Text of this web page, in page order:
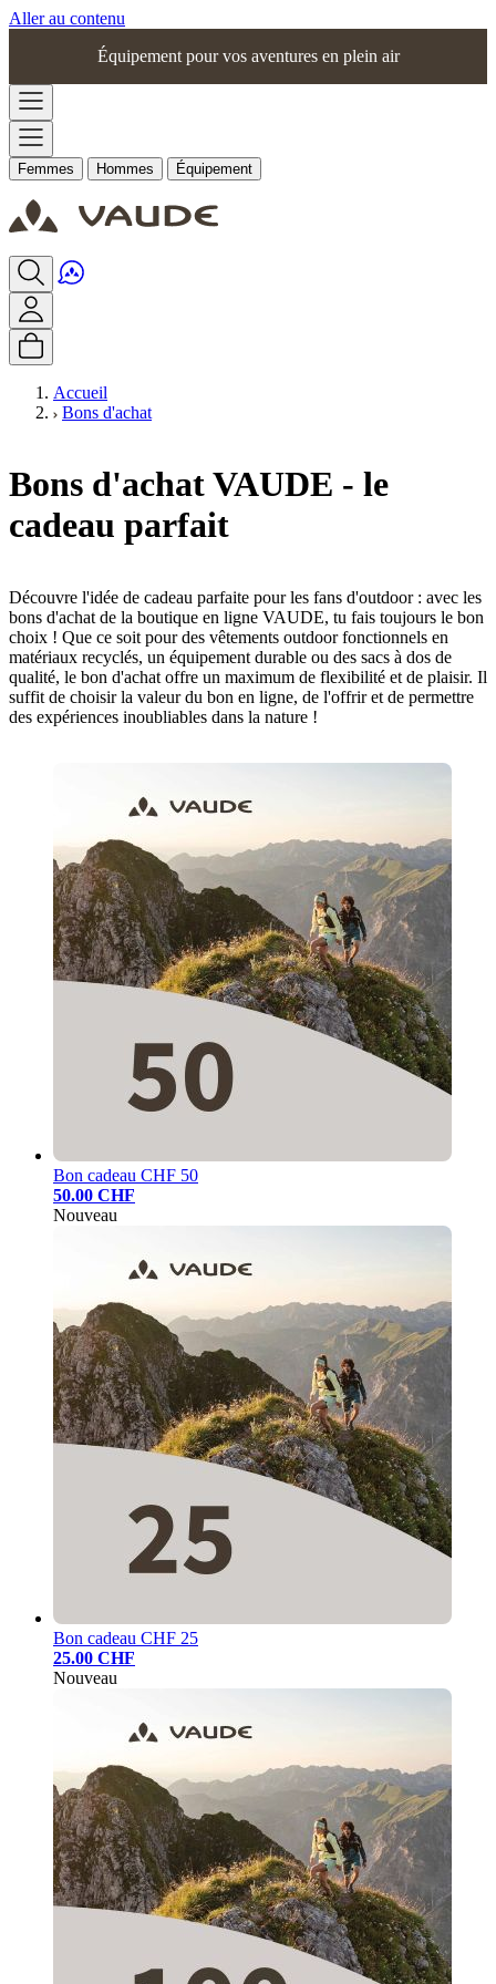
Aller au contenu
Équipement pour vos aventures en plein air
Femmes Hommes Équipement
Accueil
Bons d'achat
Bons d'achat VAUDE - le
cadeau parfait
Découvre l'idée de cadeau parfaite pour les fans d'outdoor : avec les
bons d'achat de la boutique en ligne VAUDE, tu fais toujours le bon
choix ! Que ce soit pour des vêtements outdoor fonctionnels en
matériaux recyclés, un équipement durable ou des sacs à dos de
qualité, le bon d'achat offre un maximum de flexibilité et de plaisir. Il
suffit de choisir la valeur du bon en ligne, de l'offrir et de permettre
des expériences inoubliables dans la nature !
Bon cadeau CHF 50
50.00 CHF
Nouveau
Bon cadeau CHF 25
25.00 CHF
Nouveau